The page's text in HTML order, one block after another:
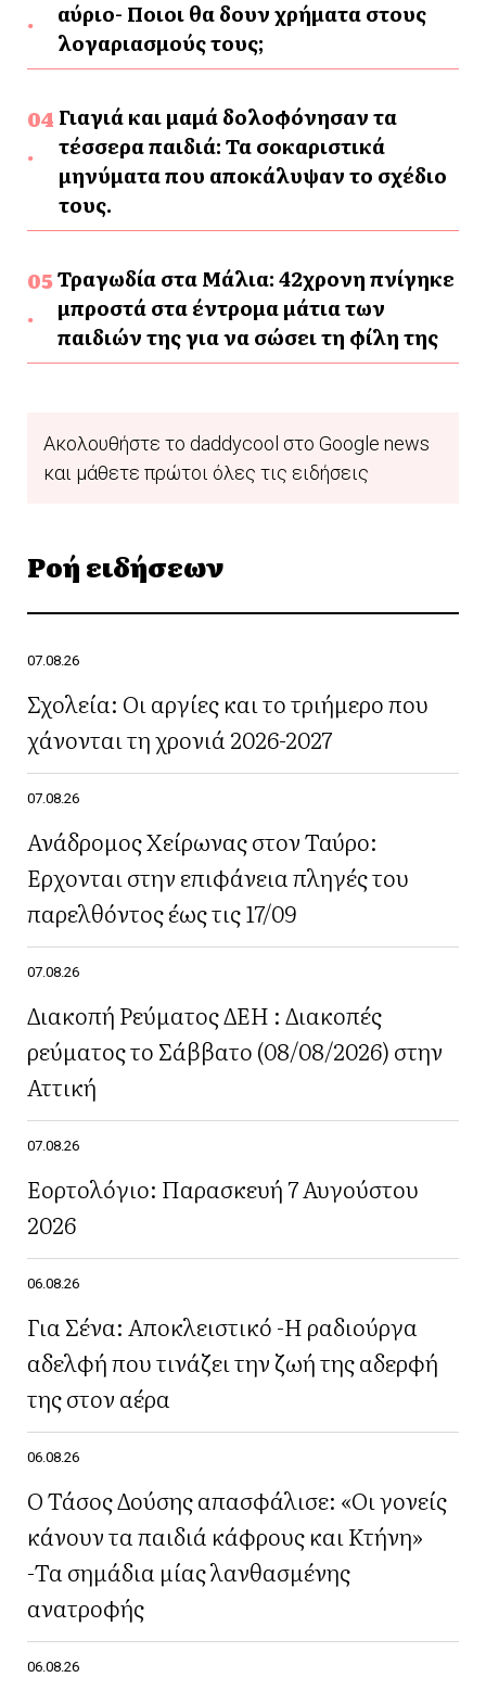
αύριο- Ποιοι θα δουν χρήματα στους
λογαριασμούς τους;
Γιαγιά και μαμά δολοφόνησαν τα
τέσσερα παιδιά: Τα σοκαριστικά
μηνύματα που αποκάλυψαν το σχέδιο
τους.
Τραγωδία στα Μάλια: 42χρονη πνίγηκε
μπροστά στα έντρομα μάτια των
παιδιών της για να σώσει τη φίλη της
Ακολουθήστε το daddycool στο Google news
και μάθετε πρώτοι όλες τις ειδήσεις
Ροή ειδήσεων
07.08.26
Σχολεία: Οι αργίες και το τριήμερο που
χάνονται τη χρονιά 2026-2027
07.08.26
Ανάδρομος Χείρωνας στον Ταύρο:
Έρχονται στην επιφάνεια πληγές του
παρελθόντος έως τις 17/09
07.08.26
Διακοπή Ρεύματος ΔΕΗ : Διακοπές
ρεύματος το Σάββατο (08/08/2026) στην
Αττική
07.08.26
Εορτολόγιο: Παρασκευή 7 Αυγούστου
2026
06.08.26
Για Σένα: Αποκλειστικό -Η ραδιούργα
αδελφή που τινάζει την ζωή της αδερφή
της στον αέρα
06.08.26
Ο Τάσος Δούσης απασφάλισε: «Οι γονείς
κάνουν τα παιδιά κάφρους και Κτήνη»
-Τα σημάδια μίας λανθασμένης
ανατροφής
06.08.26